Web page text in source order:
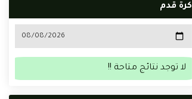
كرة قدم
لا توجد نتائج متاحة !!